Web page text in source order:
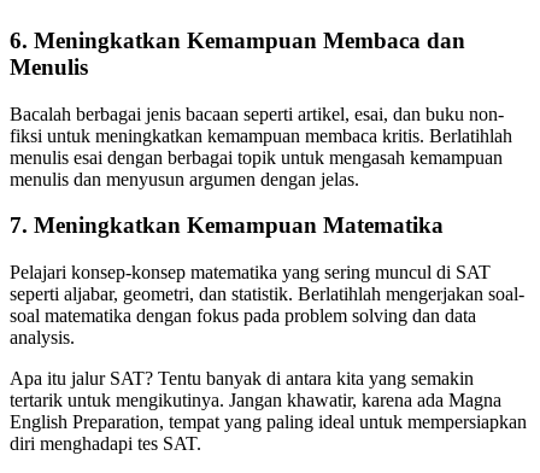
6. Meningkatkan Kemampuan Membaca dan
Menulis
Bacalah berbagai jenis bacaan seperti artikel, esai, dan buku non-
fiksi untuk meningkatkan kemampuan membaca kritis. Berlatihlah
menulis esai dengan berbagai topik untuk mengasah kemampuan
menulis dan menyusun argumen dengan jelas.
7. Meningkatkan Kemampuan Matematika
Pelajari konsep-konsep matematika yang sering muncul di SAT
seperti aljabar, geometri, dan statistik. Berlatihlah mengerjakan soal-
soal matematika dengan fokus pada problem solving dan data
analysis.
Apa itu jalur SAT? Tentu banyak di antara kita yang semakin
tertarik untuk mengikutinya. Jangan khawatir, karena ada Magna
English Preparation, tempat yang paling ideal untuk mempersiapkan
diri menghadapi tes SAT.